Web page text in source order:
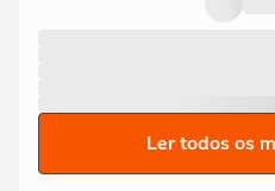
Ler todos os